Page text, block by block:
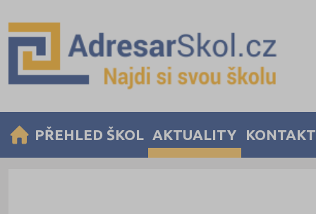
PŘEHLED ŠKOL AKTUALITY